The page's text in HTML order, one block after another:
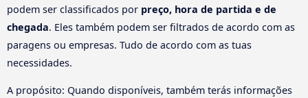
podem ser classificados por preço, hora de partida e de
chegada. Eles também podem ser filtrados de acordo com as
paragens ou empresas. Tudo de acordo com as tuas
necessidades.
A propósito: Quando disponíveis, também terás informações